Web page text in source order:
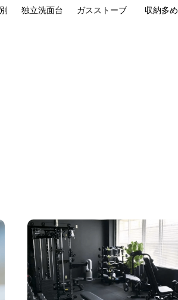
独立洗面台 ガスストーブ 収納多め